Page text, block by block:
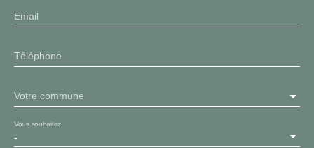
Email
Téléphone
Votre commune
-
Vous souhaitez